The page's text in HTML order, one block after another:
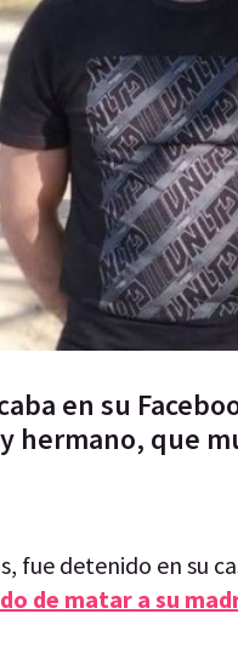
en su
hermano, que
fue detenido en su
de matar a su